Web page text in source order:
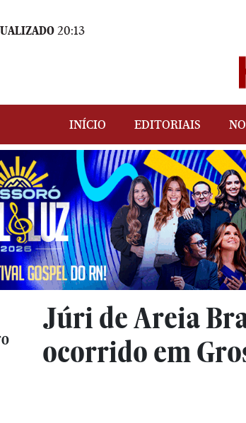
20:13
INÍCIO EDITORIAIS
Júri de Areia
ocorrido em